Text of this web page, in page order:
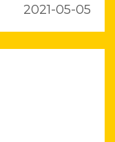
2021-05-05